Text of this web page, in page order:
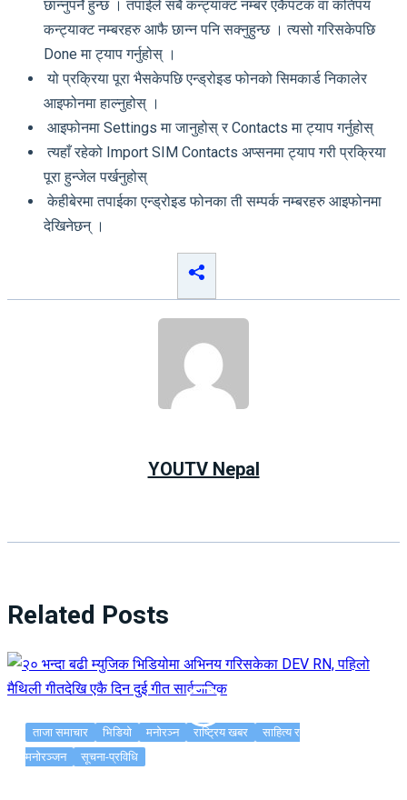
छान्नुपर्ने हुन्छ । तपाईले सबै कन्ट्याक्ट नम्बर एकैपटक वा कतिपय
कन्ट्याक्ट नम्बरहरु आफै छान्न पनि सक्नुहुन्छ । त्यसो गरिसकेपछि
Done मा ट्याप गर्नुहोस् ।
यो प्रक्रिया पूरा भैसकेपछि एन्ड्रोइड फोनको सिमकार्ड निकालेर
आइफोनमा हाल्नुहोस् ।
आइफोनमा Settings मा जानुहोस् र Contacts मा ट्याप गर्नुहोस्
त्यहाँ रहेको Import SIM Contacts अप्सनमा ट्याप गरी प्रक्रिया
पूरा हुन्जेल पर्खनुहोस्
केहीबेरमा तपाईका एन्ड्रोइड फोनका ती सम्पर्क नम्बरहरु आइफोनमा
देखिनेछन् ।
YOUTV Nepal
Related Posts
ताजा समाचार भिडियो मनोरञ्न राष्ट्रिय खबर
साहित्य र
मनोरञ्जन
सूचना-प्रविधि